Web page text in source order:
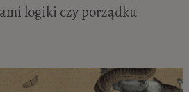
logiki czy porządku